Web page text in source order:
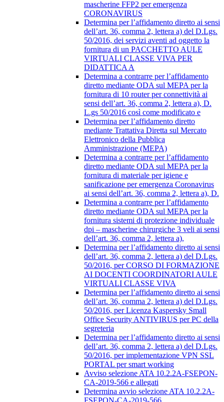
mascherine FFP2 per emergenza
CORONAVIRUS
Determina per l’affidamento diretto ai sensi
dell’art. 36, comma 2, lettera a) del D.Lgs.
50/2016, dei servizi aventi ad oggetto la
fornitura di un PACCHETTO AULE
VIRTUALI CLASSE VIVA PER
DIDATTICA A
Determina a contrarre per l’affidamento
diretto mediante ODA sul MEPA per la
fornitura di 10 router per connettività ai
sensi dell’art. 36, comma 2, lettera a), D.
L.gs 50/2016 così come modificato e
Determina per l’affidamento diretto
mediante Trattativa Diretta sul Mercato
Elettronico della Pubblica
Amministrazione (MEPA)
Determina a contrarre per l’affidamento
diretto mediante ODA sul MEPA per la
fornitura di materiale per igiene e
sanificazione per emergenza Coronavirus
ai sensi dell’art. 36, comma 2, lettera a), D.
Determina a contrarre per l’affidamento
diretto mediante ODA sul MEPA per la
fornitura sistemi di protezione individuale
dpi – mascherine chirurgiche 3 veli ai sensi
dell’art. 36, comma 2, lettera a),
Determina per l’affidamento diretto ai sensi
dell’art. 36, comma 2, lettera a) del D.Lgs.
50/2016, per CORSO DI FORMAZIONE
AI DOCENTI COORDINATORI AULE
VIRTUALI CLASSE VIVA
Determina per l’affidamento diretto ai sensi
dell’art. 36, comma 2, lettera a) del D.Lgs.
50/2016, per Licenza Kaspersky Small
Office Security ANTIVIRUS per PC della
segreteria
Determina per l’affidamento diretto ai sensi
dell’art. 36, comma 2, lettera a) del D.Lgs.
50/2016, per implementazione VPN SSL
PORTAL per smart working
Avviso selezione ATA 10.2.2A-FSEPON-
CA-2019-566 e allegati
Determina avvio selezione ATA 10.2.2A-